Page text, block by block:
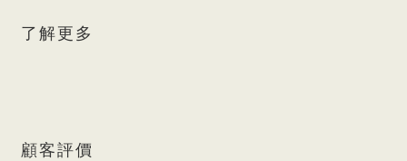
了解更多
顧客評價